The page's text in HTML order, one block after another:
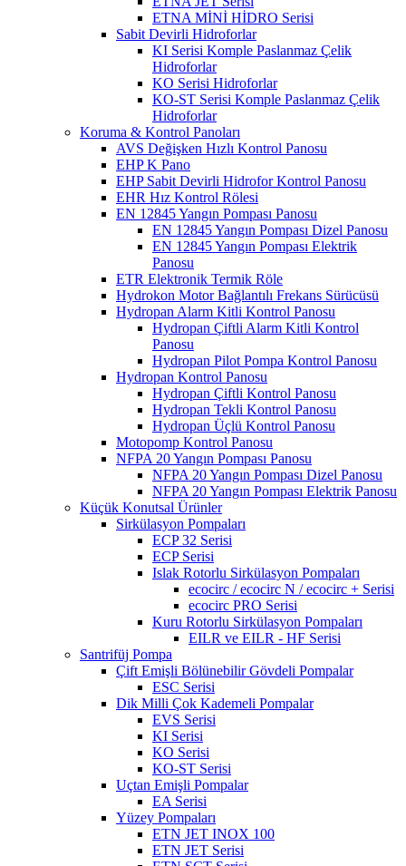
ETNA MİNİ HİDRO Serisi
Sabit Devirli Hidroforlar
KI Serisi Komple Paslanmaz Çelik
Hidroforlar
KO Serisi Hidroforlar
KO-ST Serisi Komple Paslanmaz Çelik
Hidroforlar
Koruma & Kontrol Panoları
AVS Değişken Hızlı Kontrol Panosu
EHP K Pano
EHP Sabit Devirli Hidrofor Kontrol Panosu
EHR Hız Kontrol Rölesi
EN 12845 Yangın Pompası Panosu
EN 12845 Yangın Pompası Dizel Panosu
EN 12845 Yangın Pompası Elektrik
Panosu
ETR Elektronik Termik Röle
Hydrokon Motor Bağlantılı Frekans Sürücüsü
Hydropan Alarm Kitli Kontrol Panosu
Hydropan Çiftli Alarm Kitli Kontrol
Panosu
Hydropan Pilot Pompa Kontrol Panosu
Hydropan Kontrol Panosu
Hydropan Çiftli Kontrol Panosu
Hydropan Tekli Kontrol Panosu
Hydropan Üçlü Kontrol Panosu
Motopomp Kontrol Panosu
NFPA 20 Yangın Pompası Panosu
NFPA 20 Yangın Pompası Dizel Panosu
NFPA 20 Yangın Pompası Elektrik Panosu
Küçük Konutsal Ürünler
Sirkülasyon Pompaları
ECP 32 Serisi
ECP Serisi
Islak Rotorlu Sirkülasyon Pompaları
ecocirc / ecocirc N / ecocirc + Serisi
ecocirc PRO Serisi
Kuru Rotorlu Sirkülasyon Pompaları
EILR ve EILR - HF Serisi
Santrifüj Pompa
Çift Emişli Bölünebilir Gövdeli Pompalar
ESC Serisi
Dik Milli Çok Kademeli Pompalar
EVS Serisi
KI Serisi
KO Serisi
KO-ST Serisi
Uçtan Emişli Pompalar
EA Serisi
Yüzey Pompaları
ETN JET INOX 100
ETN JET Serisi